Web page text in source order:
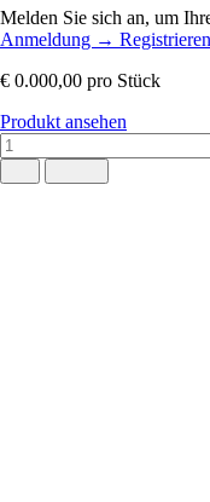
Melden Sie sich an, um
Anmeldung →
€ 0.000,00 pro Stück
Produkt ansehen